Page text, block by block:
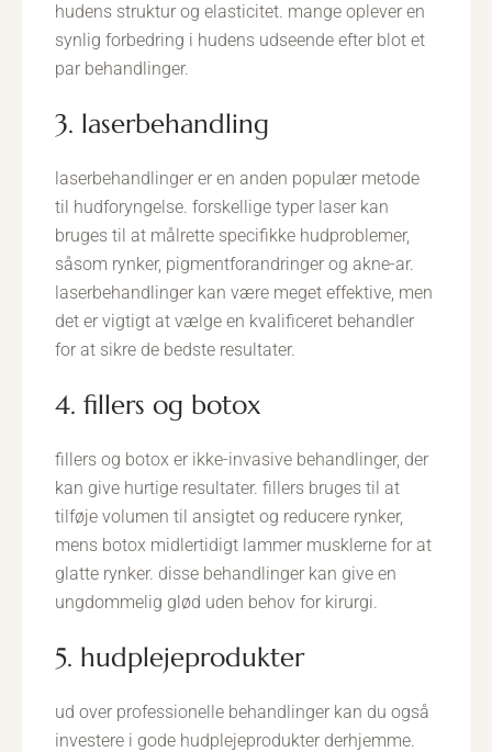
hudens struktur og elasticitet. mange oplever en
synlig forbedring i hudens udseende efter blot et
par behandlinger.
3. laserbehandling
laserbehandlinger er en anden populær metode
til hudforyngelse. forskellige typer laser kan
bruges til at målrette specifikke hudproblemer,
såsom rynker, pigmentforandringer og akne-ar.
laserbehandlinger kan være meget effektive, men
det er vigtigt at vælge en kvalificeret behandler
for at sikre de bedste resultater.
4. fillers og botox
fillers og botox er ikke-invasive behandlinger, der
kan give hurtige resultater. fillers bruges til at
tilføje volumen til ansigtet og reducere rynker,
mens botox midlertidigt lammer musklerne for at
glatte rynker. disse behandlinger kan give en
ungdommelig glød uden behov for kirurgi.
5. hudplejeprodukter
ud over professionelle behandlinger kan du også
investere i gode hudplejeprodukter derhjemme.